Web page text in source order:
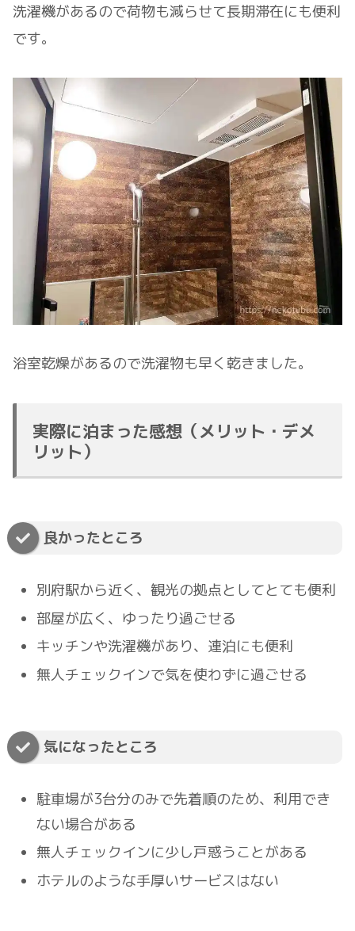
洗濯機があるので荷物も減らせて長期滞在にも便利
です。
浴室乾燥があるので洗濯物も早く乾きました。
実際に泊まった感想（メリット・デメ
リット）
良かったところ
別府駅から近く、観光の拠点としてとても便利
部屋が広く、ゆったり過ごせる
キッチンや洗濯機があり、連泊にも便利
無人チェックインで気を使わずに過ごせる
気になったところ
駐車場が3台分のみで先着順のため、利用でき
ない場合がある
無人チェックインに少し戸惑うことがある
ホテルのような手厚いサービスはない